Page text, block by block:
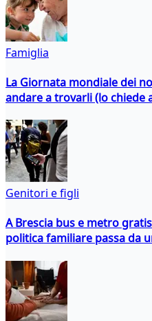
Famiglia
La Giornata mondiale dei
andare a trovarli (lo chiede
Genitori e figli
A Brescia bus e metro
politica familiare passa da